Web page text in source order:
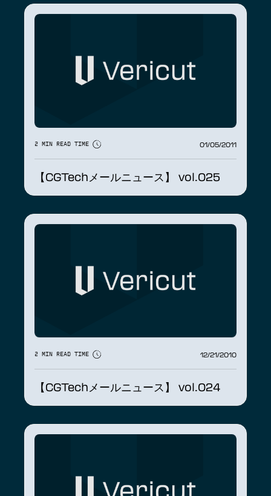
2 MIN READ TIME 01/05/2011
【CGTechメールニュース】 vol.025
2 MIN READ TIME 12/21/2010
【CGTechメールニュース】 vol.024